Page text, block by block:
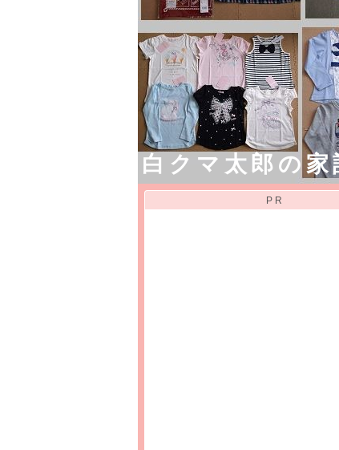
白クマ太郎の家
PR